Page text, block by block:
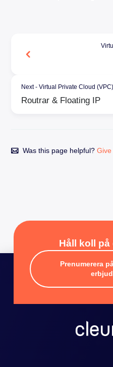
Next - Virtual Private Cloud (VPC)
Routrar & Floating IP
Was this page helpful? Give
Håll koll på
Prenumerera